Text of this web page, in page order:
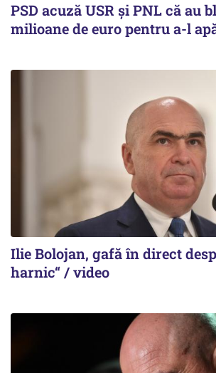
PSD acuză USR și PNL că au
milioane de euro pentru a-l
Ilie Bolojan, gafă în direct
harnic“ / video